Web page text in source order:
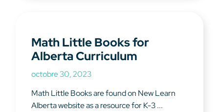
Math Little Books for
Alberta Curriculum
octobre 30, 2023
Math Little Books are found on New Learn
Alberta website as a resource for K-3 ...